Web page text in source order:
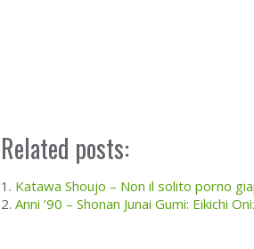
Related posts:
Katawa Shoujo – Non il solito porno
Anni ’90 – Shonan Junai Gumi: Eikichi